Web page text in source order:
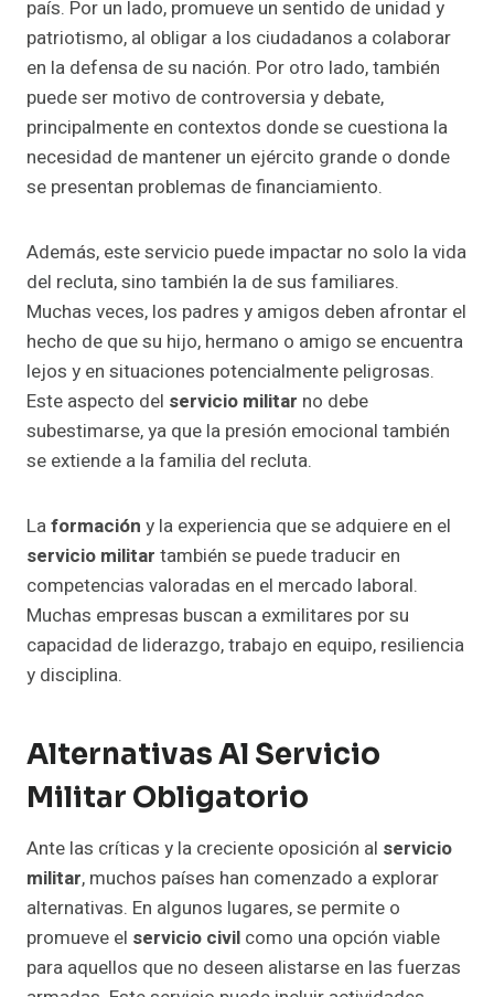
país. Por un lado, promueve un sentido de unidad y
patriotismo, al obligar a los ciudadanos a colaborar
en la defensa de su nación. Por otro lado, también
puede ser motivo de controversia y debate,
principalmente en contextos donde se cuestiona la
necesidad de mantener un ejército grande o donde
se presentan problemas de financiamiento.
Además, este servicio puede impactar no solo la vida
del recluta, sino también la de sus familiares.
Muchas veces, los padres y amigos deben afrontar el
hecho de que su hijo, hermano o amigo se encuentra
lejos y en situaciones potencialmente peligrosas.
Este aspecto del servicio militar no debe
subestimarse, ya que la presión emocional también
se extiende a la familia del recluta.
Laformación y la experiencia que se adquiere en el
servicio militar también se puede traducir en
competencias valoradas en el mercado laboral.
Muchas empresas buscan a exmilitares por su
capacidad de liderazgo, trabajo en equipo, resiliencia
y disciplina.
Alternativas Al Servicio
Militar Obligatorio
Ante las críticas y la creciente oposición al servicio
militar, muchos países han comenzado a explorar
alternativas. En algunos lugares, se permite o
promueve el servicio civil como una opción viable
para aquellos que no deseen alistarse en las fuerzas